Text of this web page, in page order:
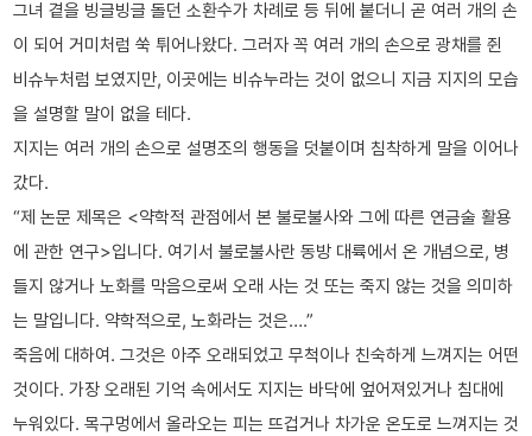
그녀 곁을 빙글빙글 돌던 소환수가 차례로 등 뒤에 붙더니 곧 여러 개의 손
이 되어 거미처럼 쑥 튀어나왔다. 그러자 꼭 여러 개의 손으로 광채를 쥔
비슈누처럼 보였지만, 이곳에는 비슈누라는 것이 없으니 지금 지지의 모습
을 설명할 말이 없을 테다.
지지는 여러 개의 손으로 설명조의 행동을 덧붙이며 침착하게 말을 이어나
갔다.
“제 논문 제목은 <약학적 관점에서 본 불로불사와 그에 따른 연금술 활용
에 관한 연구>입니다. 여기서 불로불사란 동방 대륙에서 온 개념으로, 병
들지 않거나 노화를 막음으로써 오래 사는 것 또는 죽지 않는 것을 의미하
는 말입니다. 약학적으로, 노화라는 것은….”
죽음에 대하여. 그것은 아주 오래되었고 무척이나 친숙하게 느껴지는 어떤
것이다. 가장 오래된 기억 속에서도 지지는 바닥에 엎어져있거나 침대에
누워있다. 목구멍에서 올라오는 피는 뜨겁거나 차가운 온도로 느껴지는 것